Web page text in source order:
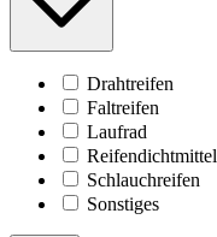
Drahtreifen
Faltreifen
Laufrad
Reifendichtmittel
Schlauchreifen
Sonstiges